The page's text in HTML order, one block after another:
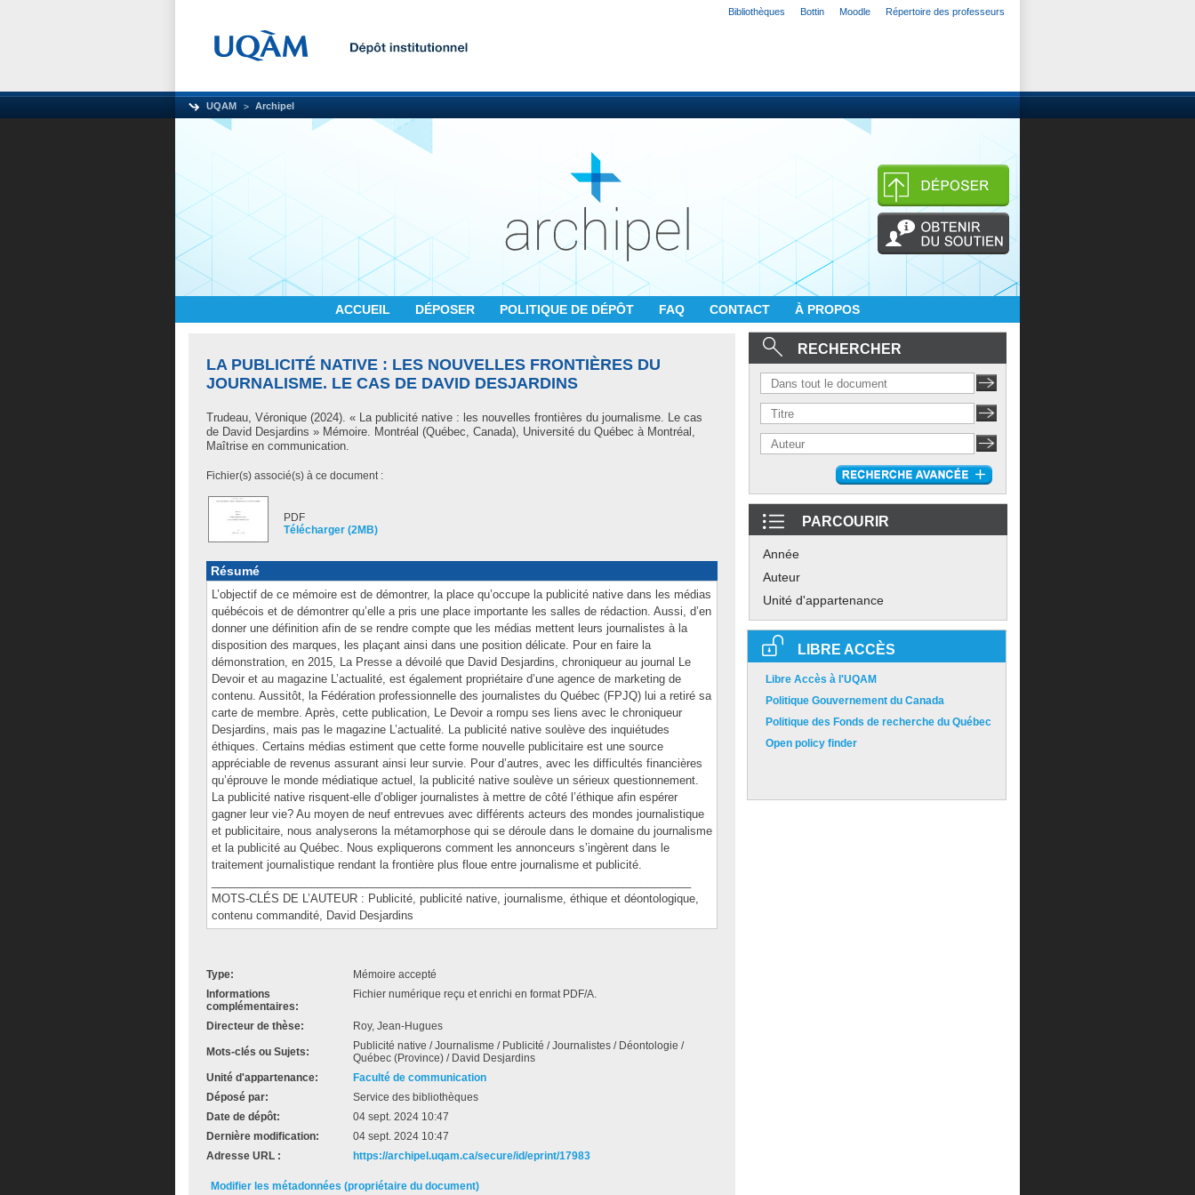
Bibliothèques Bottin Moodle Répertoire des professeurs
UQAM Archipel
ACCUEIL DÉPOSER POLITIQUE DE DÉPÔT FAQ CONTACT À PROPOS
LA PUBLICITÉ NATIVE : LES NOUVELLES FRONTIÈRES DU
JOURNALISME. LE CAS DE DAVID DESJARDINS
Trudeau, Véronique (2024). « La publicité native : les nouvelles frontières du journalisme. Le cas
de David Desjardins » Mémoire. Montréal (Québec, Canada), Université du Québec à Montréal,
Maîtrise en communication.
Fichier(s) associé(s) à ce document :
PDF
Télécharger (2MB)
Résumé
L’objectif de ce mémoire est de démontrer, la place qu’occupe la publicité native dans les médias
québécois et de démontrer qu’elle a pris une place importante les salles de rédaction. Aussi, d’en
donner une définition afin de se rendre compte que les médias mettent leurs journalistes à la
disposition des marques, les plaçant ainsi dans une position délicate. Pour en faire la
démonstration, en 2015, La Presse a dévoilé que David Desjardins, chroniqueur au journal Le
Devoir et au magazine L’actualité, est également propriétaire d’une agence de marketing de
contenu. Aussitôt, la Fédération professionnelle des journalistes du Québec (FPJQ) lui a retiré sa
carte de membre. Après, cette publication, Le Devoir a rompu ses liens avec le chroniqueur
Desjardins, mais pas le magazine L’actualité. La publicité native soulève des inquiétudes
éthiques. Certains médias estiment que cette forme nouvelle publicitaire est une source
appréciable de revenus assurant ainsi leur survie. Pour d’autres, avec les difficultés financières
qu’éprouve le monde médiatique actuel, la publicité native soulève un sérieux questionnement.
La publicité native risquent-elle d’obliger journalistes à mettre de côté l’éthique afin espérer
gagner leur vie? Au moyen de neuf entrevues avec différents acteurs des mondes journalistique
et publicitaire, nous analyserons la métamorphose qui se déroule dans le domaine du journalisme
et la publicité au Québec. Nous expliquerons comment les annonceurs s’ingèrent dans le
traitement journalistique rendant la frontière plus floue entre journalisme et publicité.
MOTS-CLÉS DE L’AUTEUR : Publicité, publicité native, journalisme, éthique et déontologique,
contenu commandité, David Desjardins
Type:
Mémoire accepté
Informations
complémentaires:
Fichier numérique reçu et enrichi en format PDF/A.
Directeur de thèse: Roy, Jean-Hugues
Mots-clés ou Sujets:
Publicité native / Journalisme / Publicité / Journalistes / Déontologie /
Québec (Province) / David Desjardins
Unité d'appartenance:
Faculté de communication
Déposé par:
Service des bibliothèques
Date de dépôt:
04 sept. 2024 10:47
Dernière modification:
04 sept. 2024 10:47
Adresse URL :
https://archipel.uqam.ca/secure/id/eprint/17983
Modifier les métadonnées (propriétaire du document)
RECHERCHER
PARCOURIR
Année
Auteur
Unité d'appartenance
LIBRE ACCÈS
Libre Accès à l'UQAM
Politique Gouvernement du Canada
Politique des Fonds de recherche du Québec
Open policy finder